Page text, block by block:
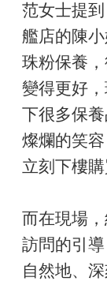
范女士提
艦店的陳
珠粉保養
變得更好
下很多保
燦爛的笑
立刻下樓
而在現場
訪問的引
自然地、